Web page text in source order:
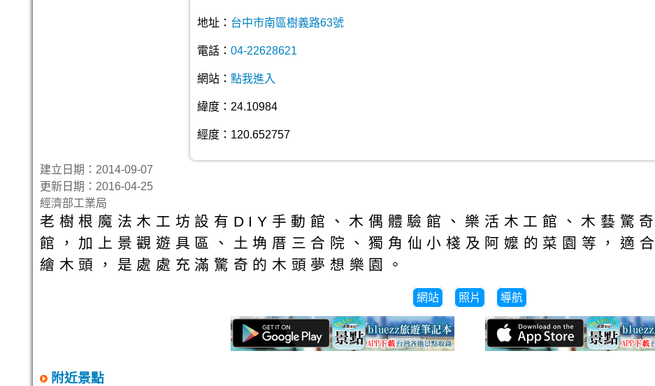
地址： 台中市南區樹義路63號
電話： 04-22628621
網站： 點我進入
緯度：24.10984
經度：120.652757
建立日期：2014-09-07
更新日期：2016-04-25
經濟部工業局
老樹根魔法木工坊設有DIY手動館、木偶體驗館、樂活木工館、木藝驚
館，加上景觀遊具區、土埆厝三合院、獨角仙小棧及阿嬤的菜園等，適
繪木頭，是處處充滿驚奇的木頭夢想樂園。
網站 照片 導航
附近景點